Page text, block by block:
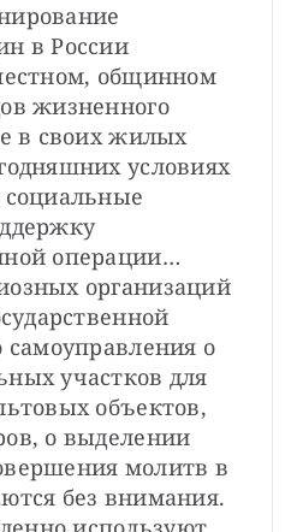
в России
общинном
жизненного
в своих жилых
условиях
операции…
организаций
самоуправления о
участков для
объектов,
о выделении
молитв в
без внимания.